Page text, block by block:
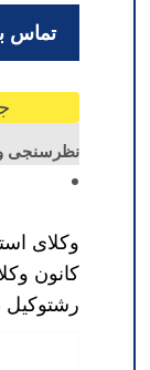
تماس
نظرسنجی
وکلای
کانون
رشتوکیل